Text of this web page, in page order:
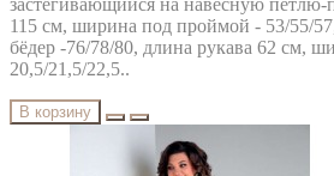
застёгивающийся на навесную петлю-
115 см, ширина под проймой - 53/55/
бёдер -76/78/80, длина рукава 62 см,
20,5/21,5/22,5..
В корзину